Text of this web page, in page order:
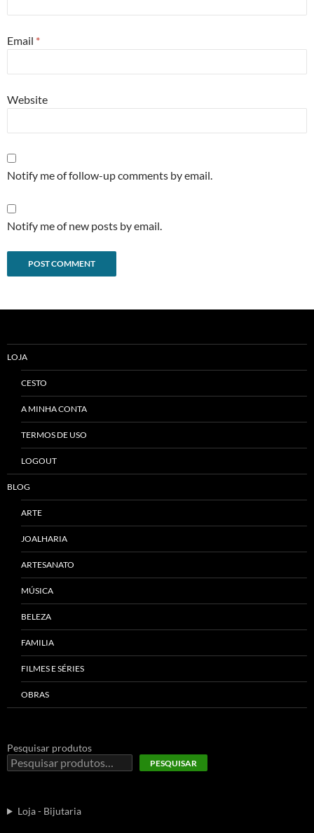
Email *
Website
Notify me of follow-up comments by email.
Notify me of new posts by email.
LOJA
CESTO
A MINHA CONTA
TERMOS DE USO
LOGOUT
BLOG
ARTE
JOALHARIA
ARTESANATO
MÚSICA
BELEZA
FAMILIA
FILMES E SÉRIES
OBRAS
Pesquisar produtos
PESQUISAR
Loja - Bijutaria